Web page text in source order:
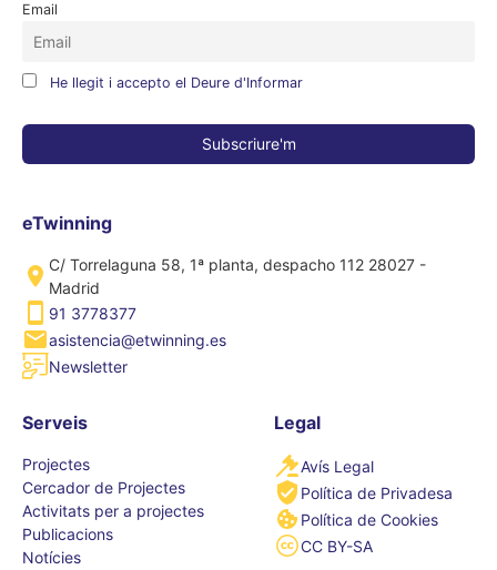
Email
He llegit i accepto el Deure d'Informar
eTwinning
C/ Torrelaguna 58, 1ª planta, despacho 112 28027 -
Madrid
91 3778377
asistencia@etwinning.es
Newsletter
Serveis
Projectes
Cercador de Projectes
Activitats per a projectes
Publicacions
Notícies
Legal
Avís Legal
Política de Privadesa
Política de Cookies
CC BY-SA